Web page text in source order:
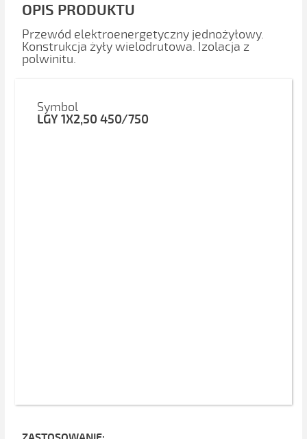
OPIS PRODUKTU
Przewód elektroenergetyczny jednożyłowy.
Konstrukcja żyły wielodrutowa. Izolacja z
polwinitu.
Symbol
LGY 1X2,50 450/750